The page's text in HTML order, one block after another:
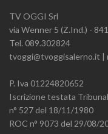
TV OGGI Srl
via Wenner 5 (Z.Ind.) -
Tel. 089.302824
tvoggi@tvoggisalerno.it |
P. Iva 01224820652
Iscrizione testata
n° 527 del 18/11/1980
ROC n° 9073 del 29/08/